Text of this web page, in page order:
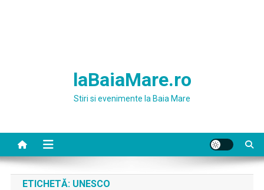
laBaiaMare.ro
Stiri si evenimente la Baia Mare
ETICHETĂ: UNESCO